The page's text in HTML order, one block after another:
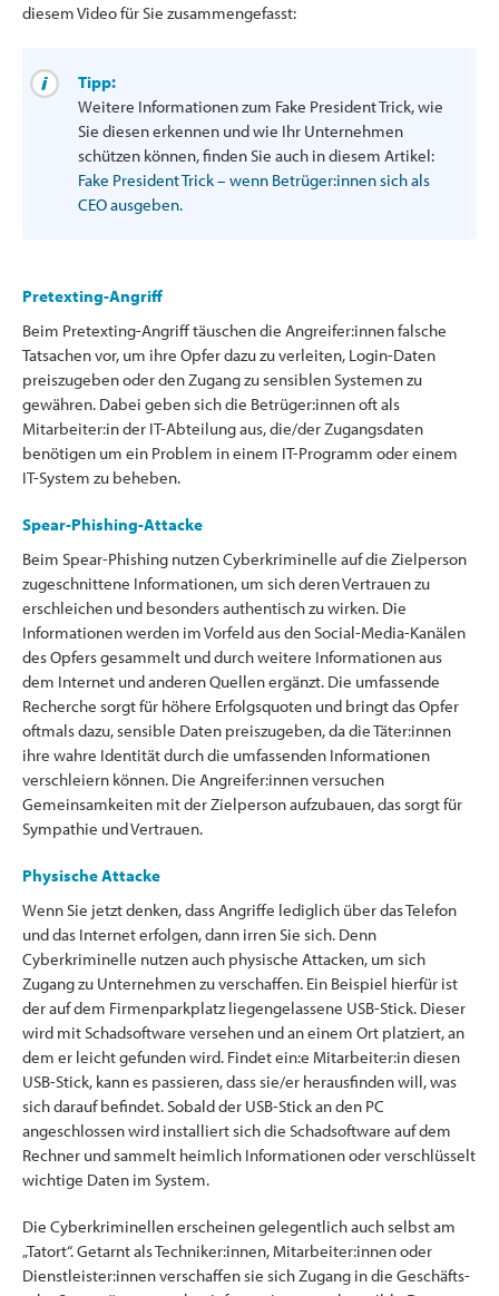
diesem Video für Sie zusammengefasst:
Tipp:
Weitere Informationen zum Fake President Trick, wie
Sie diesen erkennen und wie Ihr Unternehmen
schützen können, finden Sie auch in diesem Artikel:
Fake President Trick – wenn Betrüger:innen sich als
CEO ausgeben.
Pretexting-Angriff
Beim Pretexting-Angriff täuschen die Angreifer:innen falsche
Tatsachen vor, um ihre Opfer dazu zu verleiten, Login-Daten
preiszugeben oder den Zugang zu sensiblen Systemen zu
gewähren. Dabei geben sich die Betrüger:innen oft als
Mitarbeiter:in der IT-Abteilung aus, die/der Zugangsdaten
benötigen um ein Problem in einem IT-Programm oder einem
IT-System zu beheben.
Spear-Phishing-Attacke
Beim Spear-Phishing nutzen Cyberkriminelle auf die Zielperson
zugeschnittene Informationen, um sich deren Vertrauen zu
erschleichen und besonders authentisch zu wirken. Die
Informationen werden im Vorfeld aus den Social-Media-Kanälen
des Opfers gesammelt und durch weitere Informationen aus
dem Internet und anderen Quellen ergänzt. Die umfassende
Recherche sorgt für höhere Erfolgsquoten und bringt das Opfer
oftmals dazu, sensible Daten preiszugeben, da die Täter:innen
ihre wahre Identität durch die umfassenden Informationen
verschleiern können. Die Angreifer:innen versuchen
Gemeinsamkeiten mit der Zielperson aufzubauen, das sorgt für
Sympathie und Vertrauen.
Physische Attacke
Wenn Sie jetzt denken, dass Angriffe lediglich über das Telefon
und das Internet erfolgen, dann irren Sie sich. Denn
Cyberkriminelle nutzen auch physische Attacken, um sich
Zugang zu Unternehmen zu verschaffen. Ein Beispiel hierfür ist
der auf dem Firmenparkplatz liegengelassene USB-Stick. Dieser
wird mit Schadsoftware versehen und an einem Ort platziert, an
dem er leicht gefunden wird. Findet ein:e Mitarbeiter:in diesen
USB-Stick, kann es passieren, dass sie/er herausfinden will, was
sich darauf befindet. Sobald der USB-Stick an den PC
angeschlossen wird installiert sich die Schadsoftware auf dem
Rechner und sammelt heimlich Informationen oder verschlüsselt
wichtige Daten im System.
Die Cyberkriminellen erscheinen gelegentlich auch selbst am
„Tatort“. Getarnt als Techniker:innen, Mitarbeiter:innen oder
Dienstleister:innen verschaffen sie sich Zugang in die Geschäfts-